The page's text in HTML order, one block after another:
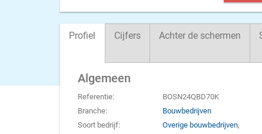
Profiel Cijfers Achter de schermen
Algemeen
Referentie:
BOSN24QBD70K
Branche:
Bouwbedrijven
Soort bedrijf:
Overige bouwbedrijven,